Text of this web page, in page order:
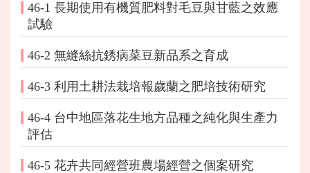
46-1 長期使用有機質肥料對毛豆與甘藍之效應
試驗
46-2 無縫絲抗銹病菜豆新品系之育成
46-3 利用土耕法栽培報歲蘭之肥培技術研究
46-4 台中地區落花生地方品種之純化與生產力
評估
46-5 花卉共同經營班農場經營之個案研究